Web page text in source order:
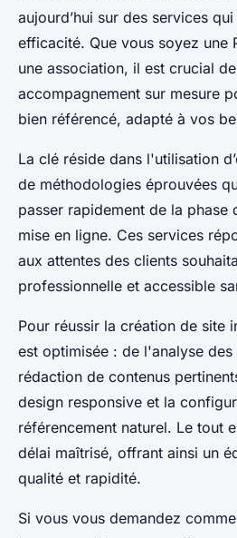
aujourd’hui sur des services
efficacité. Que vous soyez une
une association, il est crucial
accompagnement sur mesure
bien référencé, adapté à vos
La clé réside dans l'utilisation
de méthodologies éprouvées
passer rapidement de la phase
mise en ligne. Ces services
aux attentes des clients
professionnelle et accessible
Pour réussir la création de site
est optimisée : de l'analyse des
rédaction de contenus
design responsive et la
référencement naturel. Le tout
délai maîtrisé, offrant ainsi un
qualité et rapidité.
Si vous vous demandez